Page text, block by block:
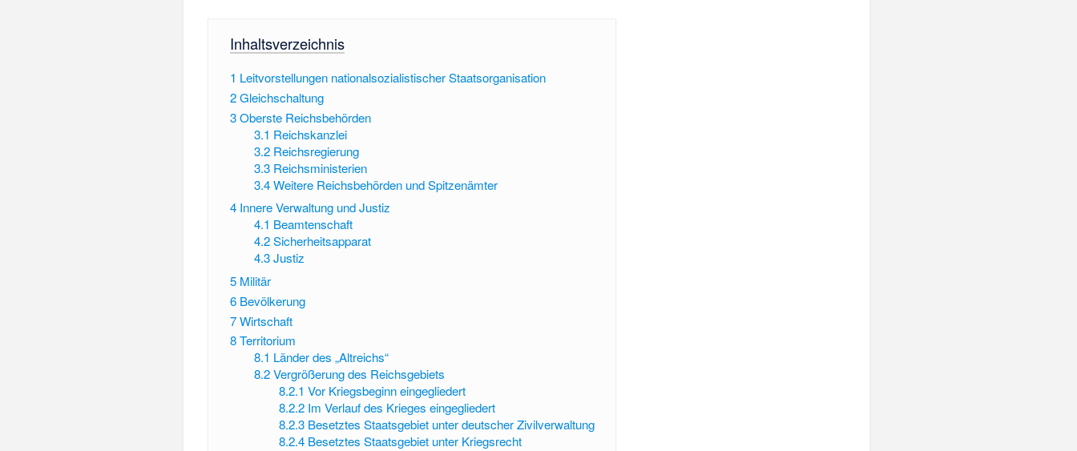
Inhaltsverzeichnis
1 Leitvorstellungen nationalsozialistischer Staatsorganisation
2Gleichschaltung
3Oberste Reichsbehörden
3.1 Reichskanzlei
3.2 Reichsregierung
3.3 Reichsministerien
3.4 Weitere Reichsbehörden und Spitzenämter
4 Innere Verwaltung und Justiz
4.1 Beamtenschaft
4.2 Sicherheitsapparat
4.3 Justiz
5 Militär
6 Bevölkerung
7Wirtschaft
8Territorium
8.1 Länder des „Altreichs“
8.2 Vergrößerung des Reichsgebiets
8.2.1 Vor Kriegsbeginn eingegliedert
8.2.2 Im Verlauf des Krieges eingegliedert
8.2.3 Besetztes Staatsgebiet unter deutscher Zivilverwaltung
8.2.4 Besetztes Staatsgebiet unter Kriegsrecht